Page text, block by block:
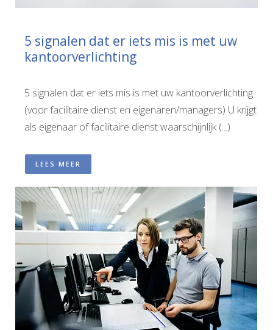
5 signalen dat er iets mis is met uw
kantoorverlichting
5 signalen dat er iets mis is met uw kantoorverlichting
(voor facilitaire dienst en eigenaren/managers) U krijgt
als eigenaar of facilitaire dienst waarschijnlijk (...)
LEES MEER